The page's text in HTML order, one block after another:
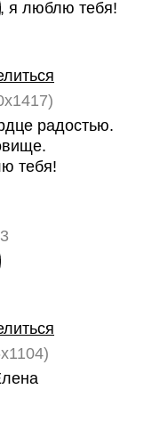
радостью.
тебя!